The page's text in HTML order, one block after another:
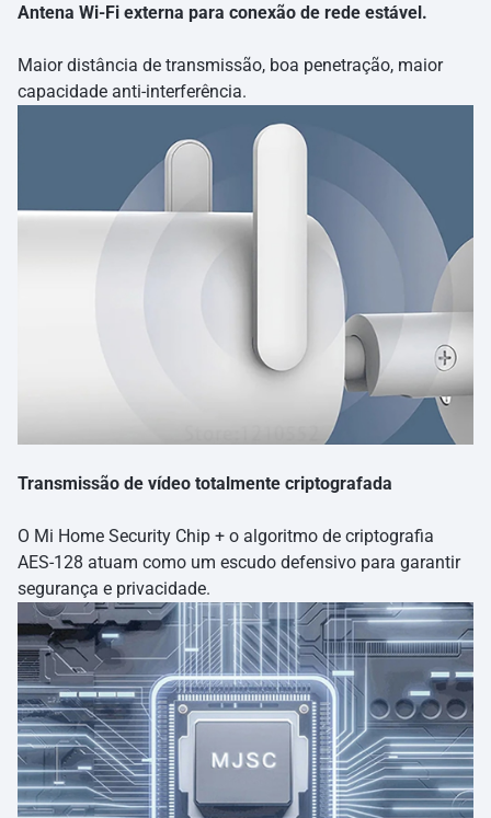
Antena Wi-Fi externa para conexão de rede estável.
Maior distância de transmissão, boa penetração, maior
capacidade anti-interferência.
Transmissão de vídeo totalmente criptografada
O Mi Home Security Chip + o algoritmo de criptografia
AES-128 atuam como um escudo defensivo para garantir
segurança e privacidade.